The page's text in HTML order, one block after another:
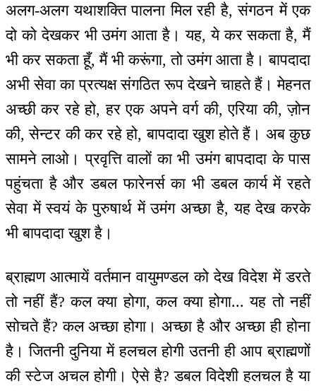
अलग-अलग यथाशक्ति पालना मिल रही है, संगठन में एक
दो को देखकर भी उमंग आता है। यह, ये कर सकता है, मैं
भी कर सकता हूँ, मैं भी करूंगा, तो उमंग आता है। बापदादा
अभी सेवा का प्रत्यक्ष संगठित रूप देखने चाहते हैं। मेहनत
अच्छी कर रहे हो, हर एक अपने वर्ग की, एरिया की, ज़ोन
की, सेन्टर की कर रहे हो, बापदादा खुश होते हैं। अब कुछ
सामने लाओ। प्रवृत्ति वालों का भी उमंग बापदादा के पास
पहुंचता है और डबल फारेनर्स का भी डबल कार्य में रहते
सेवा में स्वयं के पुरुषार्थ में उमंग अच्छा है, यह देख करके
भी बापदादा खुश है।
ब्राह्मण आत्मायें वर्तमान वायुमण्डल को देख विदेश में डरते
तो नहीं हैं? कल क्या होगा, कल क्या होगा... यह तो नहीं
सोचते हैं? कल अच्छा होगा। अच्छा है और अच्छा ही होना
है। जितनी दुनिया में हलचल होगी उतनी ही आप ब्राह्मणों
की स्टेज अचल होगी। ऐसे है? डबल विदेशी हलचल है या